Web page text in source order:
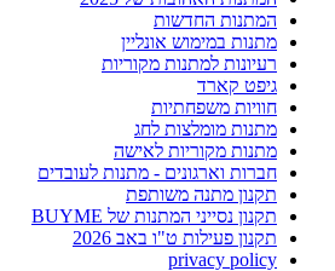
המתנות החדשות
מתנות במימוש אונליין
רעיונות למתנות מקוריות
גיפט קארד
חוויות משפחתיות
מתנות מומלצות לחג
מתנות מקוריות לאישה
חברות וארגונים - מתנות לעובדים
תקנון מתנה משותפת
תקנון נסייני המתנות של BUYME
תקנון פעילות ט"ו באב 2026
privacy policy